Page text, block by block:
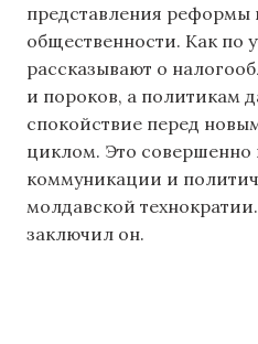
представления
общественности. Как по
рассказывают о
и пороков, а политикам
спокойствие перед
циклом. Это
коммуникации и
молдавской
заключил он.